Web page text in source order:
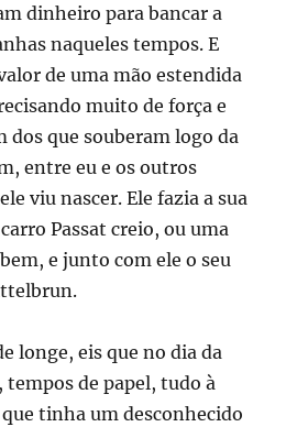
dinheiro para bancar a
naqueles tempos. E
de uma mão estendida
muito de força e
dos que souberam logo da
entre eu e os outros
viu nascer. Ele fazia a sua
Passat creio, ou uma
e junto com ele o seu
longe, eis que no dia da
tempos de papel, tudo à
tinha um desconhecido